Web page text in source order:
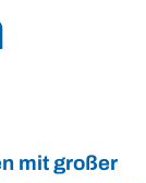
mit großer